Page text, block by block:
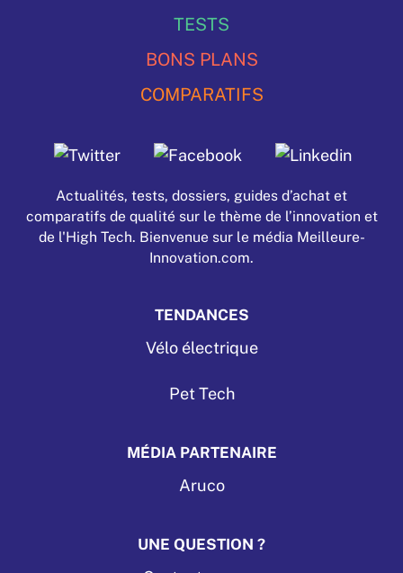
TESTS
BONS PLANS
COMPARATIFS
Actualités, tests, dossiers, guides d’achat et
comparatifs de qualité sur le thème de l’innovation et
de l'High Tech. Bienvenue sur le média Meilleure-
Innovation.com.
TENDANCES
Vélo électrique
Pet Tech
MÉDIA PARTENAIRE
Aruco
UNE QUESTION ?